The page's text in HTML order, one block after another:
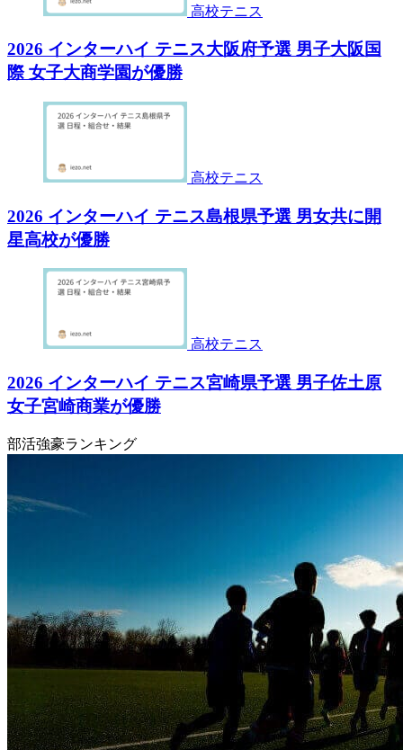
高校テニス
2026 インターハイ テニス大阪府予選 男子大阪国
際 女子大商学園が優勝
高校テニス
2026 インターハイ テニス島根県予選 男女共に開
星高校が優勝
高校テニス
2026 インターハイ テニス宮崎県予選 男子佐土原
女子宮崎商業が優勝
部活強豪ランキング